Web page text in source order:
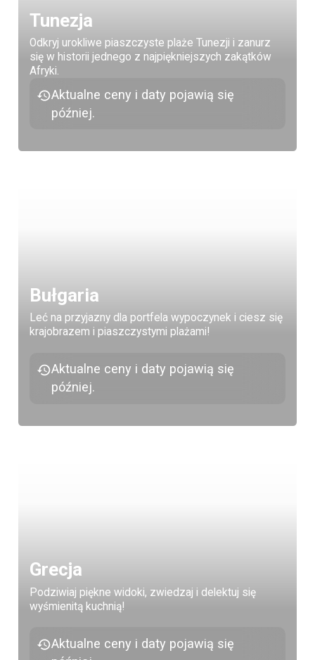
Tunezja
Odkryj urokliwe piaszczyste plaże Tunezji i zanurz
się w historii jednego z najpiękniejszych zakątków
Afryki.
Aktualne ceny i daty pojawią się
później.
Bułgaria
Leć na przyjazny dla portfela wypoczynek i ciesz się
krajobrazem i piaszczystymi plażami!
Aktualne ceny i daty pojawią się
później.
Grecja
Podziwiaj piękne widoki, zwiedzaj i delektuj się
wyśmienitą kuchnią!
Aktualne ceny i daty pojawią się